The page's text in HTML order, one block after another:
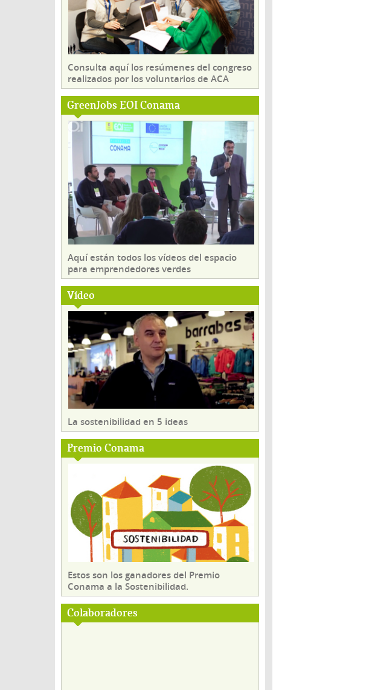
Consulta aquí los resúmenes del congreso
realizados por los voluntarios de ACA
GreenJobs EOI Conama
Aquí están todos los vídeos del espacio
para emprendedores verdes
Vídeo
La sostenibilidad en 5 ideas
Premio Conama
Estos son los ganadores del Premio
Conama a la Sostenibilidad.
Colaboradores